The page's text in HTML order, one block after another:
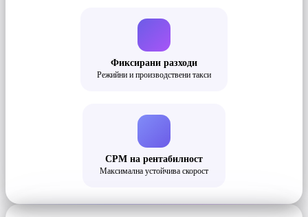
Фиксирани разходи
Режийни и производствени такси
CPM на рентабилност
Максимална устойчива скорост